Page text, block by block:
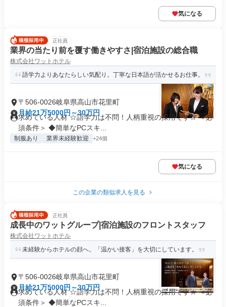
気になる
正社員
業界の当たり前を覆す働きやすさ|宿泊施設の総合職
株式会社ワットホテル
語学力よりあなたらしい気配り。丁寧な日本語が活かせるお仕事。
〒506-0026岐阜県高山市花里町
月給21万5000円～30万円
求めている人材 ☆語学力は不問！人柄重視の採用です☆ ＜必
須条件＞ ◆簡単なPCスキ...
制服あり 業界未経験歓迎 +24個
気になる
この企業の類似求人を見る
正社員
成長中のワットグループ|宿泊施設のフロントスタッフ
株式会社ワットホテル
未経験からホテルの顔へ。「温かい接客」を大切にしています。
〒506-0026岐阜県高山市花里町
月給21万5000円～30万円
求めている人材 ☆語学力は不問！人柄重視の採用です☆ ＜必
須条件＞ ◆簡単なPCスキ...